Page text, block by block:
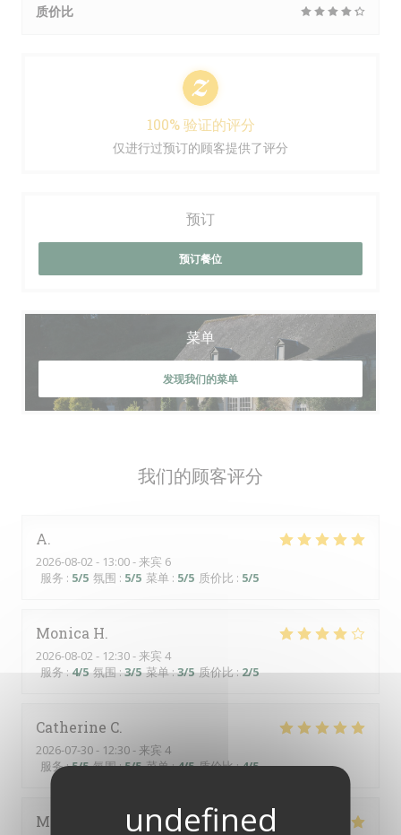
我们的顾客评分
A
2026-08-02 - 13:00 - 来宾 6
服务 : 5/5 氛围 : 5/5 菜单 : 5/5 质价比 : 5/5
Monica H
2026-08-02- 12:30 - 来宾 4
服务 : 4/5 氛围:3/5 菜单:3/5 质价比:2/5
Catherine C
2026-07-30- 12:30 - 来宾 4
服务:5/5 氛围:5/5 菜单:4/5 质价比:4/5
Martine
质价比
100% 验证的评分
仅进行过预订的顾客提供了评分
预订
预订餐位
菜单
发现我们的菜单